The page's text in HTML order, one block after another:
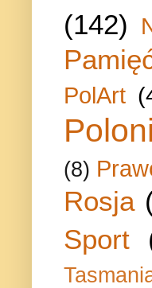
(142)
PolArt
(8)
Rosja
Sport